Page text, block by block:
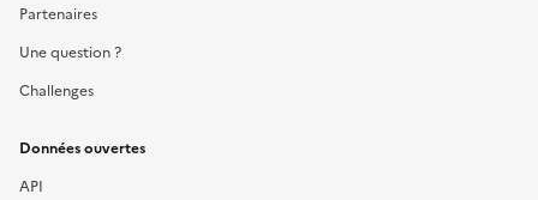
Partenaires
Une question ?
Challenges
Données ouvertes
API